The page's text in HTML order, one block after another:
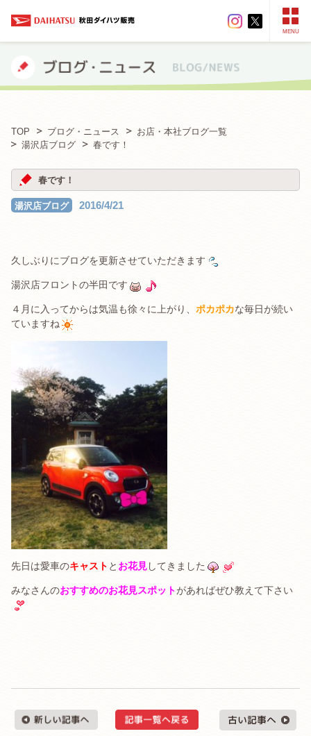
MENU
TOP ブログ・ニュース
お店・本社ブログ一覧
湯沢店ブログ
春です！
春です！
湯沢店ブログ 2016/4/21
久しぶりにブログを更新させていただきます
湯沢店フロントの半田です
４月に入ってからは気温も徐々に上がり、 ポカポカな毎日が続い
ていますね
先日は愛車のキャスト と お花見してきました
みなさんのおすすめのお花見スポットがあればぜひ教えて下さい